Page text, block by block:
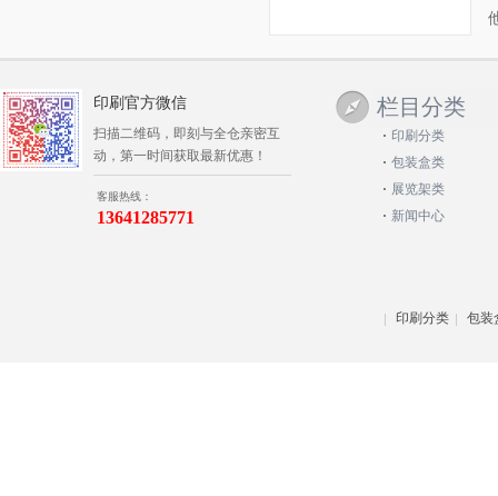
栏目分类
印刷分类
包装盒类
展览架类
新闻中心
印刷官方微信
扫描二维码，即刻与全仓亲密互
动，第一时间获取最新优惠！
客服热线：
13641285771
印刷分类 包装